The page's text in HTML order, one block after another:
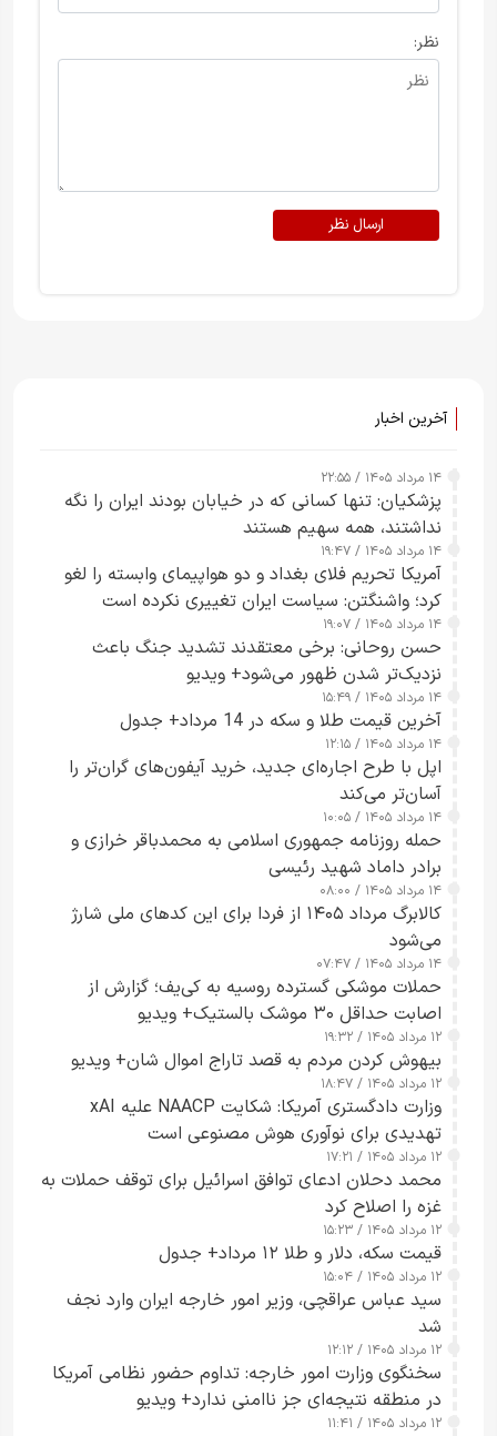
نظر:
ارسال نظر
آخرین اخبار
۱۴ مرداد ۱۴۰۵ / ۲۲:۵۵
پزشکیان: تنها کسانی که در خیابان بودند ایران را نگه
نداشتند، همه سهیم هستند
۱۴ مرداد ۱۴۰۵ / ۱۹:۴۷
آمریکا تحریم فلای بغداد و دو هواپیمای وابسته را لغو
کرد؛ واشنگتن: سیاست ایران تغییری نکرده است
۱۴ مرداد ۱۴۰۵ / ۱۹:۰۷
حسن روحانی: برخی معتقدند تشدید جنگ باعث
نزدیک‌تر شدن ظهور می‌شود+ ویدیو
۱۴ مرداد ۱۴۰۵ / ۱۵:۴۹
آخرین قیمت طلا و سکه در 14 مرداد+ جدول
۱۴ مرداد ۱۴۰۵ / ۱۲:۱۵
اپل با طرح اجاره‌ای جدید، خرید آیفون‌های گران‌تر را
آسان‌تر می‌کند
۱۴ مرداد ۱۴۰۵ / ۱۰:۰۵
حمله روزنامه جمهوری اسلامی به محمدباقر خرازی و
برادر داماد شهید رئیسی
۱۴ مرداد ۱۴۰۵ / ۰۸:۰۰
کالابرگ مرداد ۱۴۰۵ از فردا برای این کدهای ملی شارژ
می‌شود
۱۴ مرداد ۱۴۰۵ / ۰۷:۴۷
حملات موشکی گسترده روسیه به کی‌یف؛ گزارش از
اصابت حداقل ۳۰ موشک بالستیک+ ویدیو
۱۲ مرداد ۱۴۰۵ / ۱۹:۳۲
بیهوش کردن مردم به قصد تاراج اموال شان+ ویدیو
۱۲ مرداد ۱۴۰۵ / ۱۸:۴۷
وزارت دادگستری آمریکا: شکایت NAACP علیه xAI
تهدیدی برای نوآوری هوش مصنوعی است
۱۲ مرداد ۱۴۰۵ / ۱۷:۲۱
محمد دحلان ادعای توافق اسرائیل برای توقف حملات به
غزه را اصلاح کرد
۱۲ مرداد ۱۴۰۵ / ۱۵:۲۳
قیمت سکه، دلار و طلا ۱۲ مرداد+ جدول
۱۲ مرداد ۱۴۰۵ / ۱۵:۰۴
سید عباس عراقچی، وزیر امور خارجه ایران وارد نجف
شد
۱۲ مرداد ۱۴۰۵ / ۱۲:۱۲
سخنگوی وزارت امور خارجه: تداوم حضور نظامی آمریکا
در منطقه نتیجه‌ای جز ناامنی ندارد+ ویدیو
۱۲ مرداد ۱۴۰۵ / ۱۱:۴۱